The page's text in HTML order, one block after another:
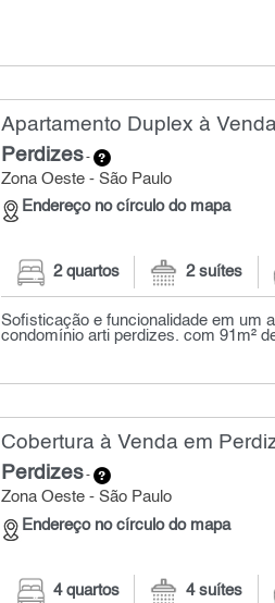
Apartamento Duplex à
Perdizes-
Zona Oeste - São Paulo
Endereço no círculo do mapa
2 quartos 2 suítes
Sofisticação e funcionalidade em um
condomínio arti perdizes. com 91m²
Cobertura à Venda em
Perdizes-
Zona Oeste - São Paulo
Endereço no círculo do mapa
4 quartos 4 suítes